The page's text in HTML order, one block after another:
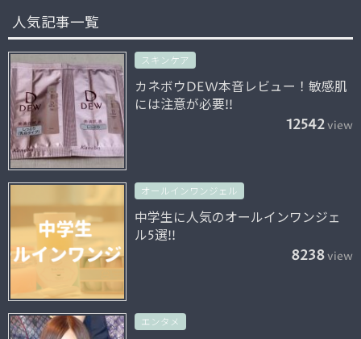
人気記事一覧
スキンケア
カネボウDEW本音レビュー！敏感肌
には注意が必要!!
12542view
オールインワンジェル
中学生に人気のオールインワンジェ
ル5選!!
8238view
エンタメ